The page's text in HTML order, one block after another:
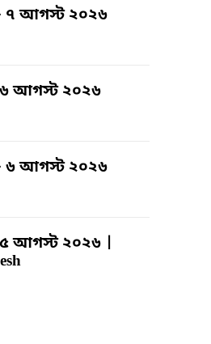
৭ আগস্ট ২০২৬
আগস্ট ২০২৬
৬ আগস্ট ২০২৬
আগস্ট ২০২৬ |